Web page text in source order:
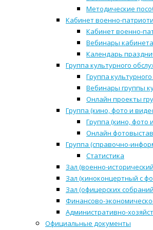
Методические
Кабинет военно-
Кабинет военно-
Вебинары
Календарь
Группа культурного
Группа
Вебинары группы
Онлайн проекты
Группа (кино, фото и
Группа (кино, фото
Онлайн
Группа (справочно-
Статистика
Зал (военно-
Зал (киноконцертный с
Зал (офицерских
Финансово-
Административно-
Официальные документы